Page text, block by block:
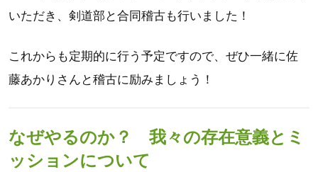
いただき、剣道部と合同稽古も行いました！
これからも定期的に行う予定ですので、ぜひ一緒に佐
藤あかりさんと稽古に励みましょう！
なぜやるのか？ 我々の存在意義とミ
ッションについて